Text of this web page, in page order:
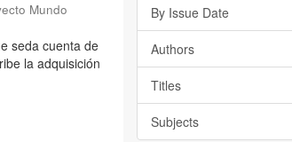
Mundo
seda cuenta de
la adquisición
By Issue Date
Authors
Titles
Subjects